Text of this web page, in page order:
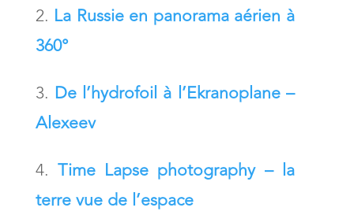
La Russie en panorama aérien à
360°
De l’hydrofoil à l’Ekranoplane –
Alexeev
Time Lapse photography – la
terre vue de l’espace